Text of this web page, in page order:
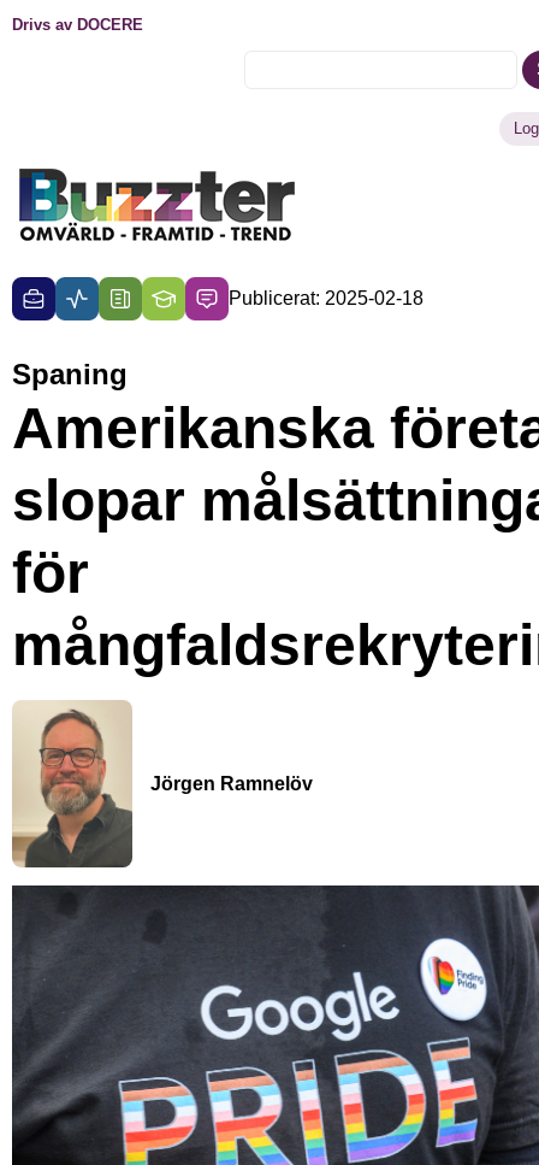
Drivs av DOCERE
Publicerat: 2025-02-18
Spaning
Amerikanska
slopar
för
Jörgen Ramnelöv